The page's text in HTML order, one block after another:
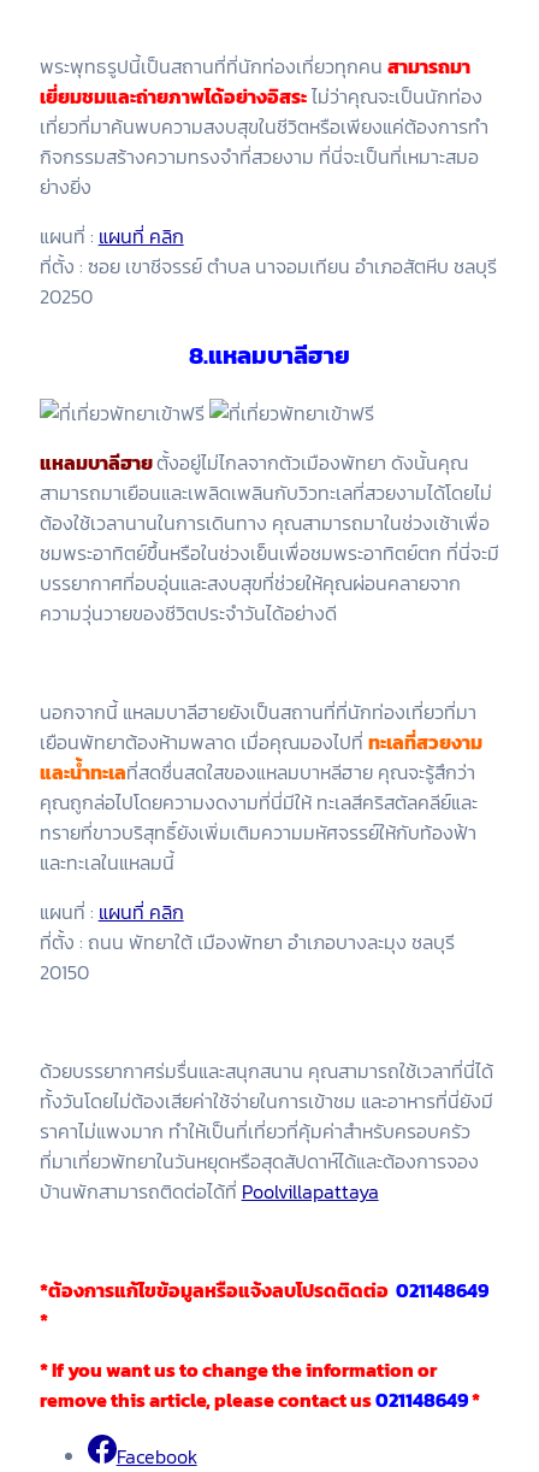
พระพุทธรูปนี้เป็นสถานที่ที่นักท่องเที่ยวทุกคน สามารถมา
เยี่ยมชมและถ่ายภาพได้อย่างอิสระไม่ว่าคุณจะเป็นนักท่อง
เที่ยวที่มาค้นพบความสงบสุขในชีวิตหรือเพียงแค่ต้องการทำ
กิจกรรมสร้างความทรงจำที่สวยงาม ที่นี่จะเป็นที่เหมาะสมอ
ย่างยิ่ง
แผนที่ : แผนที่ คลิก
ที่ตั้ง : ซอย เขาชีจรรย์ ตำบล นาจอมเทียน อำเภอสัตหีบ ชลบุรี
20250
8.แหลมบาลีฮาย
แหลมบาลีฮายตั้งอยู่ไม่ไกลจากตัวเมืองพัทยา ดังนั้นคุณ
สามารถมาเยือนและเพลิดเพลินกับวิวทะเลที่สวยงามได้โดยไม่
ต้องใช้เวลานานในการเดินทาง คุณสามารถมาในช่วงเช้าเพื่อ
ชมพระอาทิตย์ขึ้นหรือในช่วงเย็นเพื่อชมพระอาทิตย์ตก ที่นี่จะมี
บรรยากาศที่อบอุ่นและสงบสุขที่ช่วยให้คุณผ่อนคลายจาก
ความวุ่นวายของชีวิตประจำวันได้อย่างดี
นอกจากนี้ แหลมบาลีฮายยังเป็นสถานที่ที่นักท่องเที่ยวที่มา
เยือนพัทยาต้องห้ามพลาด เมื่อคุณมองไปที่ ทะเลที่สวยงาม
และน้ำทะเลที่สดชื่นสดใสของแหลมบาหลีฮาย คุณจะรู้สึกว่า
คุณถูกล่อไปโดยความงดงามที่นี่มีให้ ทะเลสีคริสตัลคลีย์และ
ทรายที่ขาวบริสุทธิ์ยังเพิ่มเติมความมหัศจรรย์ให้กับท้องฟ้า
และทะเลในแหลมนี้
แผนที่ : แผนที่ คลิก
ที่ตั้ง : ถนน พัทยาใต้ เมืองพัทยา อำเภอบางละมุง ชลบุรี
20150
ด้วยบรรยากาศร่มรื่นและสนุกสนาน คุณสามารถใช้เวลาที่นี่ได้
ทั้งวันโดยไม่ต้องเสียค่าใช้จ่ายในการเข้าชม และอาหารที่นี่ยังมี
ราคาไม่แพงมาก ทำให้เป็นที่เที่ยวที่คุ้มค่าสำหรับครอบครัว
ที่มาเที่ยวพัทยาในวันหยุดหรือสุดสัปดาห์ได้และต้องการจอง
บ้านพักสามารถติดต่อได้ที่ Poolvillapattaya
*ต้องการแก้ไขข้อมูลหรือแจ้งลบโปรดติดต่อ 021148649
*
* If you want us to change the information or
remove this article, please contact us021148649*
Facebook